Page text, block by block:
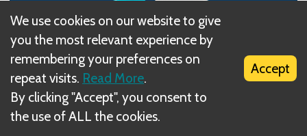
We use cookies on our website to give
you the most relevant experience by
remembering your preferences on
repeat visits. Read More.
By clicking "Accept", you consent to
the use of ALL the cookies.
Accept